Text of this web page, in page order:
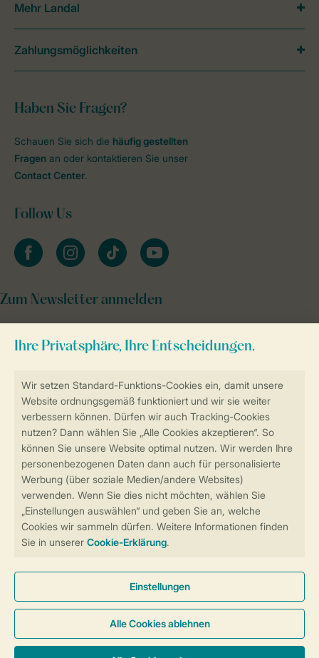
Sicherstellung Deiner Privatsphäre
Sicher und schnell zur Online-Buchung
Sichere Datenübertragung
Sicheres Bezahlen
Haben Sie Fragen?
Schauen Sie sich die häufig gestellten
Fragen an oder kontaktieren Sie unser
Contact Center.
Follow Us
facebookinstagramtiktok youtube
Zum Newsletter anmelden
Mehr Landal
Zahlungsmöglichkeiten
Cookies und Banner
Barrierefreiheit